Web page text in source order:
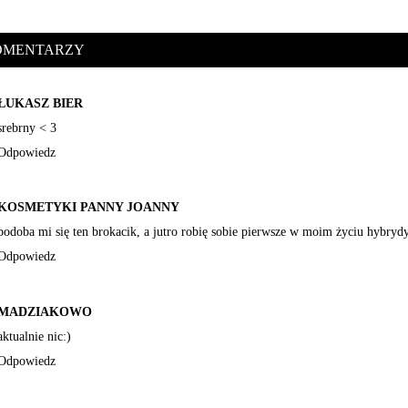
BIER
< 3
PANNY JOANNY
mi się ten brokacik, a jutro robię sobie pierwsze w moim życiu
nic:)